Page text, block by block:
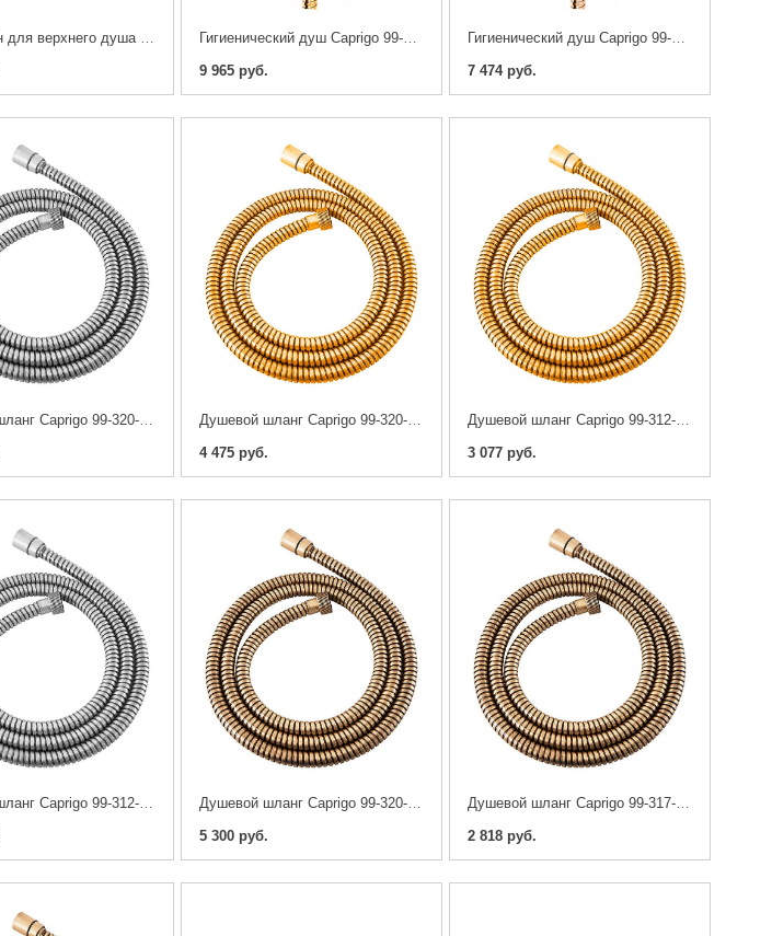
9 965 руб.
7 474 руб.
Душевой шланг Caprigo 99-320-crm 200 см
Душевой шланг Caprigo 99-320-oro 200 см
4 475 руб.
Душевой шланг Caprigo 99-312-oro 120 см
3 077 руб.
Душевой шланг Caprigo 99-312-crm 120 см
Душевой шланг Caprigo 99-320-vot 200 см
5 300 руб.
Душевой шланг Caprigo 99-317-vot 170 см
2 818 руб.